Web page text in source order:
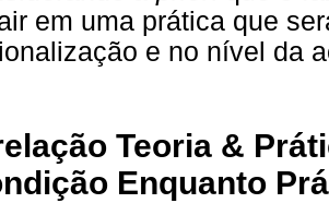
em uma prática que
e no nível da
Teoria &
Enquanto